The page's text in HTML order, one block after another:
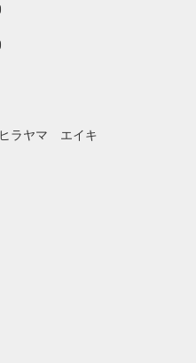
ラヤマ エイキ